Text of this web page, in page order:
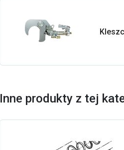
Inne produkty z tej